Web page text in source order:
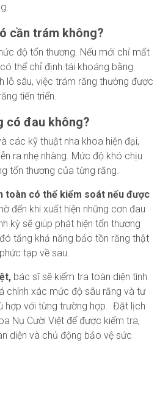
cần trám không?
độ tổn thương. Nếu mới chỉ mất
thể chỉ định tái khoáng bằng
lỗ sâu, việc trám răng thường được
tiến triển.
có đau không?
các kỹ thuật nha khoa hiện đại,
ra nhẹ nhàng. Mức độ khó chịu
tổn thương của từng răng.
toàn có thể kiểm soát nếu được
đến khi xuất hiện những cơn đau
kỳ sẽ giúp phát hiện tổn thương
tăng khả năng bảo tồn răng thật
tạp về sau.
bác sĩ sẽ kiểm tra toàn diện tình
chính xác mức độ sâu răng và tư
hợp với từng trường hợp. Đặt lịch
Nụ Cười Việt để được kiểm tra,
diện và chủ động bảo vệ sức